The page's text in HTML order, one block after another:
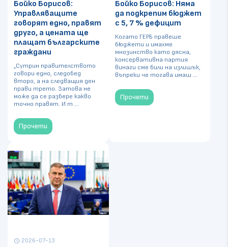
Бойко Борисов:
Управляващите
говорят едно, правят
друго, а цената ще
плащат българските
граждани
„Сутрин правителството
говори едно, следобед
второ, а на следващия ден
прави трето. Затова не
може да се разбере какво
точно правят. И т ...
Прочети
Бойко Борисов: Няма
да подкрепим бюджет
с 5, 7 % дефицит
Когато ГЕРБ правеше
бюджети и имахме
мнозинство като дясна,
консервативна партия
винаги сме били на излишък,
въпреки че тогава имаш ...
Прочети
schedule 2026-07-13